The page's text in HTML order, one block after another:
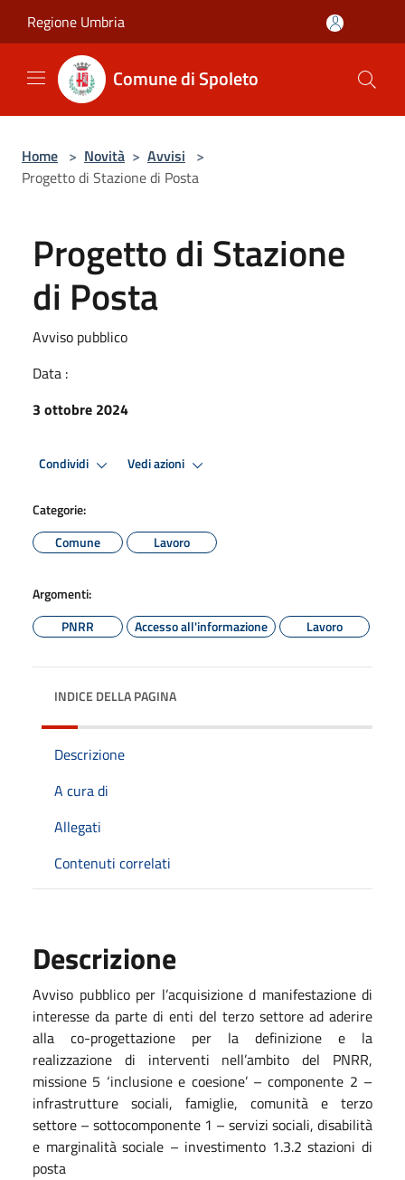
Regione Umbria
Comune di Spoleto
Home > Novità > Avvisi >
Progetto di Stazione di Posta
Progetto di Stazione
di Posta
Avviso pubblico
Data :
3 ottobre 2024
Condividi Vedi azioni
Categorie:
Comune
Lavoro
Argomenti:
PNRR
Accesso all'informazione Lavoro
INDICE DELLA PAGINA
Descrizione
A cura di
Allegati
Contenuti correlati
Descrizione
Avviso pubblico per l’acquisizione d manifestazione di
interesse da parte di enti del terzo settore ad aderire
alla co-progettazione per la definizione e la
realizzazione di interventi nell’ambito del PNRR,
missione 5 ‘inclusione e coesione’ – componente 2 –
infrastrutture sociali, famiglie, comunità e terzo
settore – sottocomponente 1 – servizi sociali, disabilità
e marginalità sociale – investimento 1.3.2 stazioni di
posta